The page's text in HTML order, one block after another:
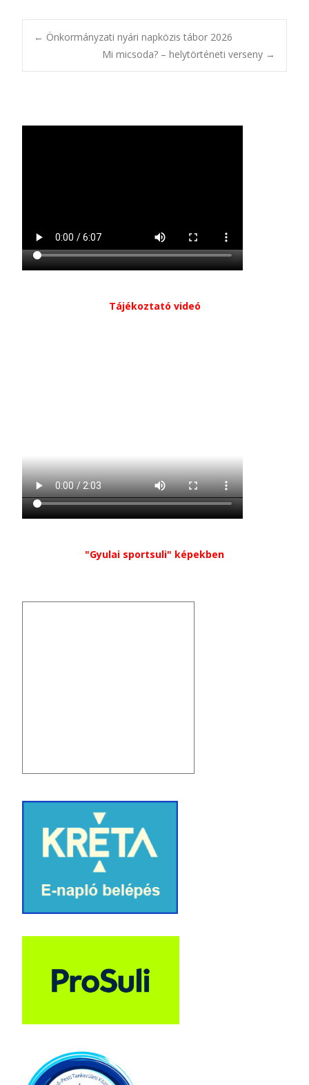
← Önkormányzati nyári napközis tábor 2026
Mi micsoda? – helytörténeti verseny →
Tájékoztató videó
"Gyulai sportsuli" képekben